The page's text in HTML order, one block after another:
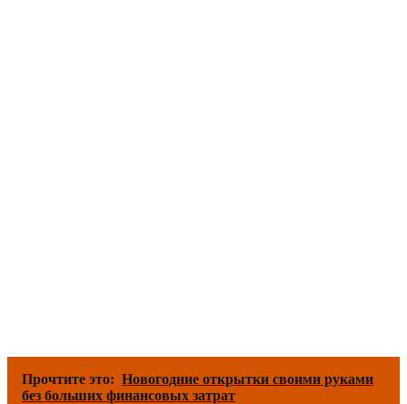
Прочтите это: Новогодние открытки своими руками
без больших финансовых затрат